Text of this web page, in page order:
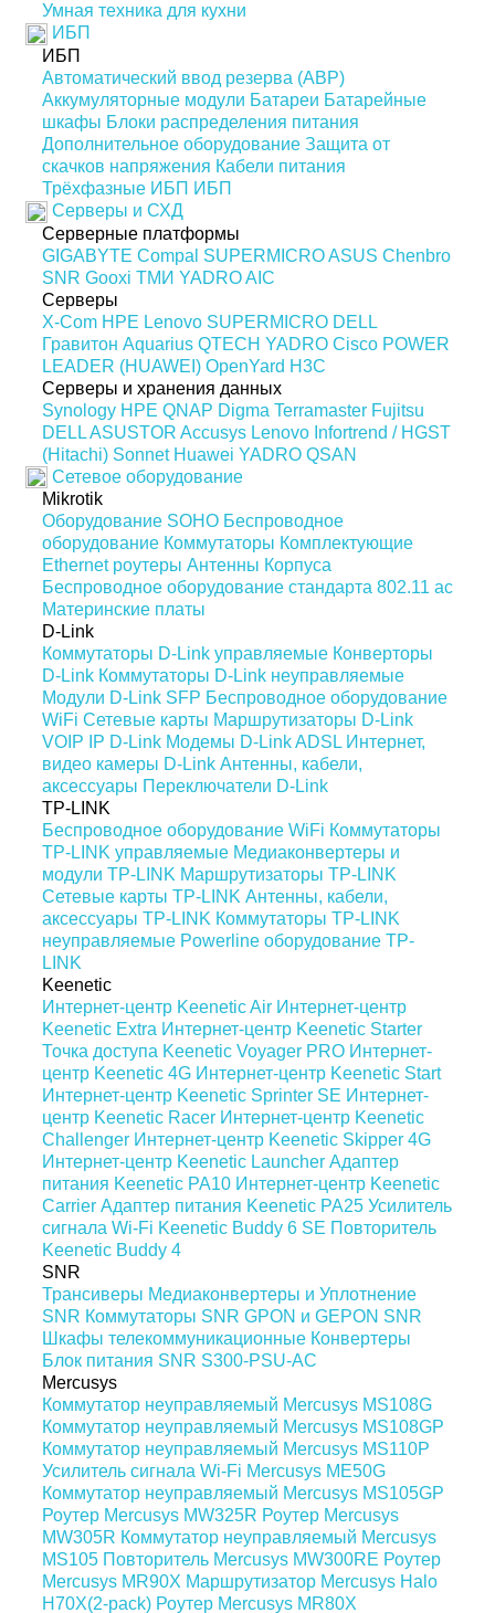
Умная техника для кухни
ИБП
ИБП
Автоматический ввод резерва (АВР)
Аккумуляторные модули Батареи Батарейные
шкафы Блоки распределения питания
Дополнительное оборудование Защита от
скачков напряжения Кабели питания
Трёхфазные ИБП ИБП
Серверы и СХД
Серверные платформы
GIGABYTE Compal SUPERMICROASUS Chenbro
SNR Gooxi ТМИ YADROAIC
Серверы
X-Com HPE Lenovo SUPERMICRO DELL
Гравитон Aquarius QTECH YADRO Cisco POWER
LEADER (HUAWEI) OpenYard H3C
Серверы и хранения данных
Synology HPE QNAP Digma Terramaster Fujitsu
DELLASUSTOR Accusys Lenovo Infortrend / HGST
(Hitachi) Sonnet Huawei YADRO QSAN
Сетевое оборудование
Mikrotik
Оборудование SOHO Беспроводное
оборудование Коммутаторы Комплектующие
Ethernet роутеры Антенны Корпуса
Беспроводное оборудование стандарта 802.11 ас
Материнские платы
D-Link
Коммутаторы D-Link управляемые Конверторы
D-Link Коммутаторы D-Link неуправляемые
Модули D-Link SFP Беспроводное оборудование
WiFi Сетевые карты Маршрутизаторы D-Link
VOIP IP D-Link Модемы D-Link ADSL Интернет,
видео камеры D-Link Антенны, кабели,
аксессуары Переключатели D-Link
TP-LINK
Беспроводное оборудование WiFi Коммутаторы
TP-LINK управляемые Медиаконвертеры и
модули TP-LINK Маршрутизаторы TP-LINK
Сетевые карты TP-LINK Антенны, кабели,
аксессуары TP-LINK Коммутаторы TP-LINK
неуправляемые Powerline оборудование TP-
LINK
Keenetic
Интернет-центр Keenetic Air Интернет-центр
Keenetic Extra Интернет-центр Keenetic Starter
Точка доступа Keenetic Voyager PRO Интернет-
центр Keenetic 4G Интернет-центр Keenetic Start
Интернет-центр Keenetic Sprinter SE Интернет-
центр Keenetic Racer Интернет-центр Keenetic
Challenger Интернет-центр Keenetic Skipper 4G
Интернет-центр Keenetic Launcher Адаптер
питания Keenetic PA10 Интернет-центр Keenetic
Carrier Адаптер питания Keenetic PA25 Усилитель
сигнала Wi-Fi Keenetic Buddy 6 SE Повторитель
Keenetic Buddy 4
SNR
Трансиверы Медиаконвертеры и Уплотнение
SNR Коммутаторы SNR GPON и GEPON SNR
Шкафы телекоммуникационные Конвертеры
Блок питания SNR S300-PSU-AC
Mercusys
Коммутатор неуправляемый Mercusys MS108G
Коммутатор неуправляемый Mercusys MS108GP
Коммутатор неуправляемый Mercusys MS110P
Усилитель сигнала Wi-Fi Mercusys ME50G
Коммутатор неуправляемый Mercusys MS105GP
Роутер Mercusys MW325R Роутер Mercusys
MW305R Коммутатор неуправляемый Mercusys
MS105 Повторитель Mercusys MW300RE Роутер
Mercusys MR90X Маршрутизатор Mercusys Halo
H70X(2-pack) Роутер Mercusys MR80X